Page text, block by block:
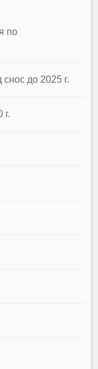
по
до 2025 г.
г.